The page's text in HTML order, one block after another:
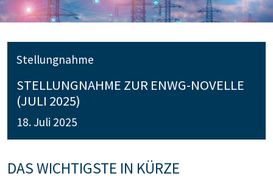
Stellungnahme
STELLUNGNAHME ZUR ENWG-NOVELLE
(JULI 2025)
18. Juli 2025
DAS WICHTIGSTE IN KÜRZE